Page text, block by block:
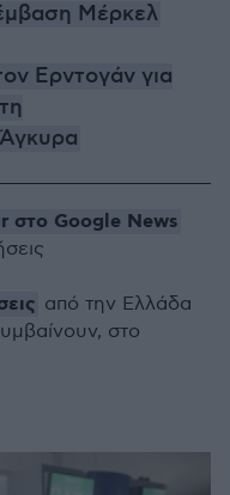
Μέρκελ
Ερντογάν για
στο Google News
από την Ελλάδα
στο